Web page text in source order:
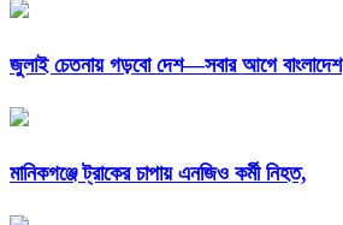
জুলাই চেতনায় গড়বো দেশ—সবার আগে বাংলাদেশ
মানিকগঞ্জে ট্রাকের চাপায় এনজিও কর্মী নিহত,